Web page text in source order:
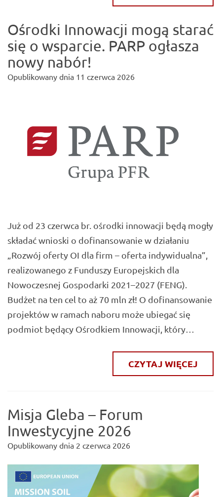
Ośrodki Innowacji mogą starać
się o wsparcie. PARP ogłasza
nowy nabór!
Opublikowany dnia 11 czerwca 2026
Już od 23 czerwca br. ośrodki innowacji będą mogły
składać wnioski o dofinansowanie w działaniu
„Rozwój oferty OI dla firm – oferta indywidualna”,
realizowanego z Funduszy Europejskich dla
Nowoczesnej Gospodarki 2021–2027 (FENG).
Budżet na ten cel to aż 70 mln zł! O dofinansowanie
projektów w ramach naboru może ubiegać się
podmiot będący Ośrodkiem Innowacji, który…
CZYTAJ WIĘCEJ
Misja Gleba – Forum
Inwestycyjne 2026
Opublikowany dnia 2 czerwca 2026